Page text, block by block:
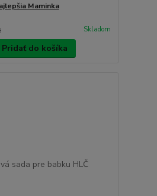
Maminka
Skladom
Pridať do košíka